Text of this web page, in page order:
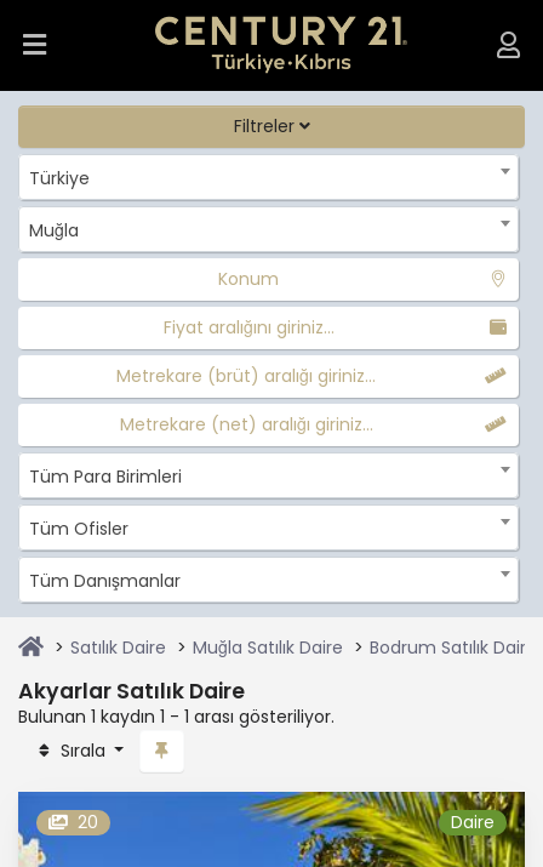
Filtreler
Türkiye
Muğla
Konum
Fiyat aralığını giriniz...
Metrekare (brüt) aralığı giriniz...
Metrekare (net) aralığı giriniz...
Tüm Para Birimleri
Tüm Ofisler
Tüm Danışmanlar
Satılık Daire Muğla Satılık Daire Bodrum Satılık Daire
Akyarlar Satılık Daire
Bulunan 1 kaydın 1 - 1 arası gösteriliyor.
Sırala
20 Daire